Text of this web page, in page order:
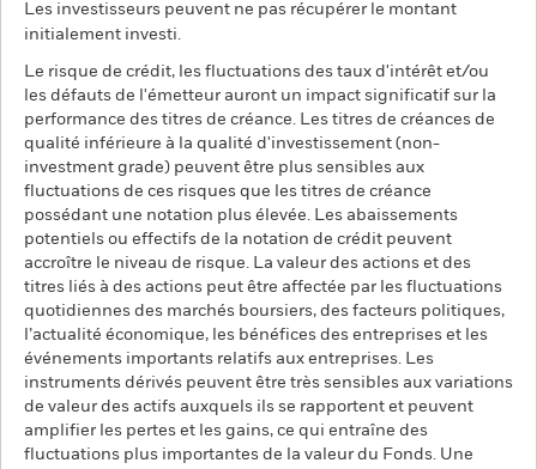
Les investisseurs peuvent ne pas récupérer le montant
initialement investi.
Le risque de crédit, les fluctuations des taux d'intérêt et/ou
les défauts de l'émetteur auront un impact significatif sur la
performance des titres de créance. Les titres de créances de
qualité inférieure à la qualité d'investissement (non-
investment grade) peuvent être plus sensibles aux
fluctuations de ces risques que les titres de créance
possédant une notation plus élevée. Les abaissements
potentiels ou effectifs de la notation de crédit peuvent
accroître le niveau de risque. La valeur des actions et des
titres liés à des actions peut être affectée par les fluctuations
quotidiennes des marchés boursiers, des facteurs politiques,
l’actualité économique, les bénéfices des entreprises et les
événements importants relatifs aux entreprises. Les
instruments dérivés peuvent être très sensibles aux variations
de valeur des actifs auxquels ils se rapportent et peuvent
amplifier les pertes et les gains, ce qui entraîne des
fluctuations plus importantes de la valeur du Fonds. Une